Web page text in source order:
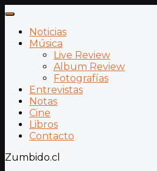
Noticias
Música
Live Review
Album Review
Fotografías
Entrevistas
Notas
Cine
Libros
Contacto
Zumbido.cl